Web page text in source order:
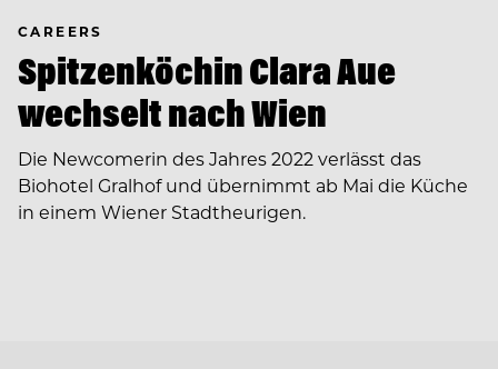
CAREERS
Spitzenköchin Clara Aue
wechselt nach Wien
Die Newcomerin des Jahres 2022 verlässt das
Biohotel Gralhof und übernimmt ab Mai die Küche
in einem Wiener Stadtheurigen.